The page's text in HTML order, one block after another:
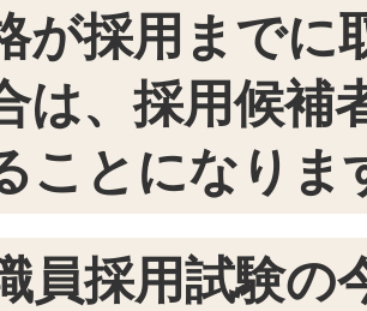
が採用までに
は、採用候補
ことになりま
採用試験の